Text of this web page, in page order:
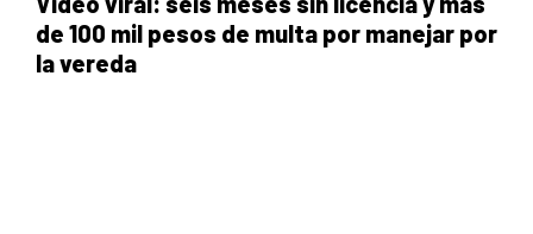
de 100 mil pesos de multa por manejar por
la vereda